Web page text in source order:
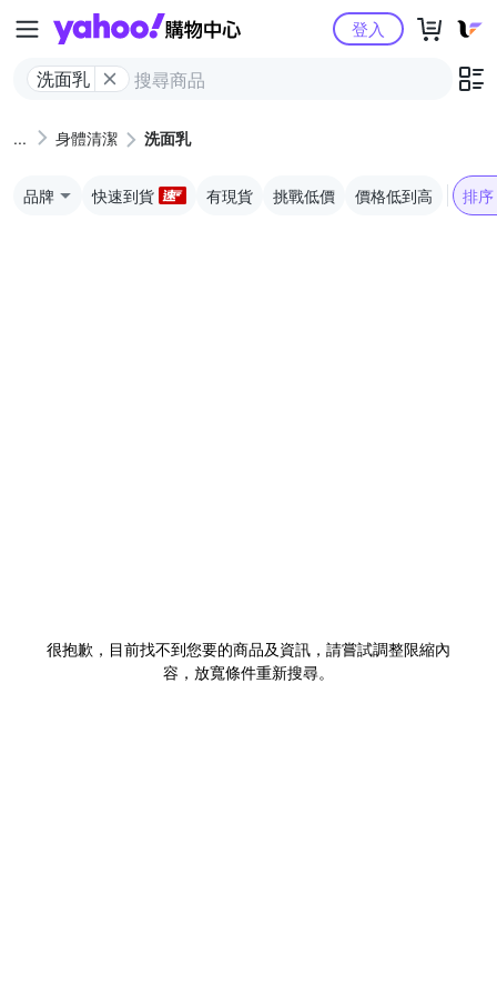
Yahoo購物中心
洗面乳
登入
身體清潔 洗面乳
品牌 快速到貨 有現貨 挑戰低價 價格低到高 排序
很抱歉，目前找不到您要的商品及資訊，請嘗試調整限縮內
容，放寬條件重新搜尋。